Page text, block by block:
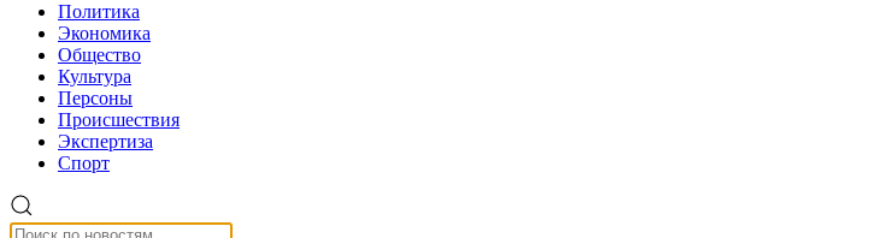
Политика
Экономика
Общество
Культура
Персоны
Происшествия
Экспертиза
Спорт